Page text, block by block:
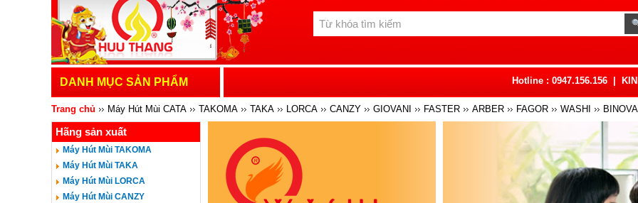
Hotline : 0947.156.156
DANH MỤC SẢN PHẨM
Trang chủ Máy Hút Mùi CATA TAKOMA TAKA LORCA CANZY GIOVANI FASTER ARBER FAGOR WASHI BINOVA
BOSCH TEKA
Hãng sản xuất
Máy Hút Mùi TAKOMA
Máy Hút Mùi TAKA
Máy Hút Mùi LORCA
Máy Hút Mùi CANZY